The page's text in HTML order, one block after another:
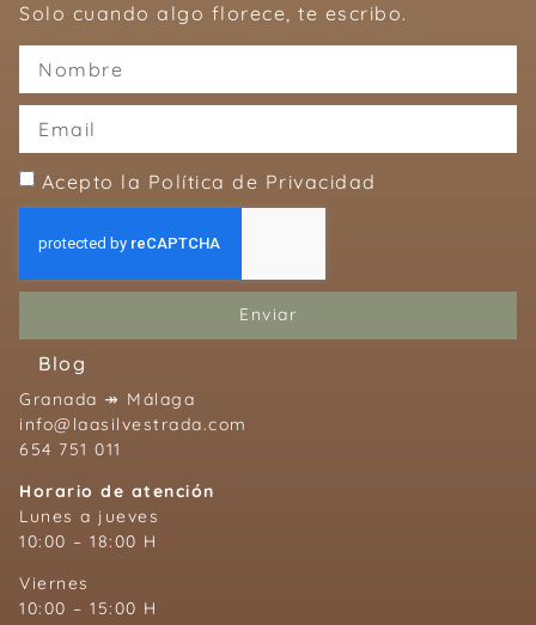
Solo cuando algo florece, te escribo.
Acepto la Política de Privacidad
Enviar
Blog
Granada ↠ Málaga
info@laasilvestrada.com
654 751 011
Horario de atención
Lunes a jueves
10:00 – 18:00 H
Viernes
10:00 – 15:00 H